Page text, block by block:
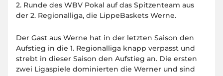
2. Runde des WBV Pokal auf das Spitzenteam aus
der 2. Regionalliga, die LippeBaskets Werne.
Der Gast aus Werne hat in der letzten Saison den
Aufstieg in die 1. Regionalliga knapp verpasst und
strebt in dieser Saison den Aufstieg an. Die ersten
zwei Ligaspiele dominierten die Werner und sind